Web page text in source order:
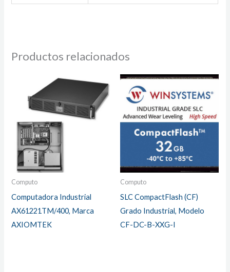
Productos relacionados
Computo
Computadora Industrial
AX61221TM/400, Marca
AXIOMTEK
Computo
SLC CompactFlash (CF)
Grado Industrial, Modelo
CF-DC-B-XXG-I